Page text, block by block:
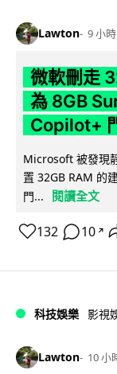
Lawton 9 小時
微軟刪走
為 8GB
Copilot+
Microsoft 被發現
置 32GB RAM 的
門...
閱讀全文
132 10 ↗
科技娛樂 影視
Lawton 10 小